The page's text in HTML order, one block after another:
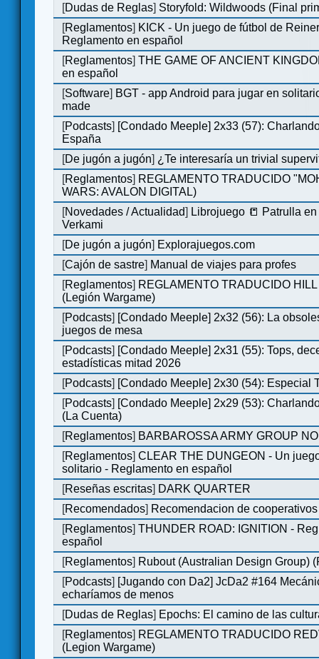
[Dudas de Reglas] Storyfold: Wildwoods (Final
[Reglamentos] KICK - Un juego de fútbol de
Reglamento en español
[Reglamentos]THE GAME OF ANCIENT
en español
[Software] BGT - app Android para jugar en
made
[Podcasts] [Condado Meeple] 2x33 (57):
España
[De jugón a jugón] ¿Te interesaría un trivial
[Reglamentos] REGLAMENTO TRADUCIDO
WARS: AVALON DIGITAL)
[Novedades / Actualidad] Librojuego 📒 Patrulla
Verkami
[De jugón a jugón] Explorajuegos.com
[Cajón de sastre] Manual de viajes para profes
[Reglamentos] REGLAMENTO TRADUCIDO
(Legión Wargame)
[Podcasts] [Condado Meeple] 2x32 (56): La
juegos de mesa
[Podcasts] [Condado Meeple] 2x31 (55): Tops,
estadísticas mitad 2026
[Podcasts] [Condado Meeple] 2x30 (54): Especial
[Podcasts] [Condado Meeple] 2x29 (53):
(La Cuenta)
[Reglamentos] BARBAROSSA ARMY GROUP
[Reglamentos]CLEAR THE DUNGEON - Un
solitario - Reglamento en español
[Reseñas escritas] DARK QUARTER
[Recomendados] Recomendacion de
[Reglamentos]THUNDER ROAD: IGNITION -
español
[Reglamentos] Rubout (Australian Design Group)
[Podcasts] [Jugando con Da2] JcDa2 #164
echaríamos de menos
[Dudas de Reglas] Epochs: El camino de las
[Reglamentos] REGLAMENTO TRADUCIDO
(Legion Wargame)